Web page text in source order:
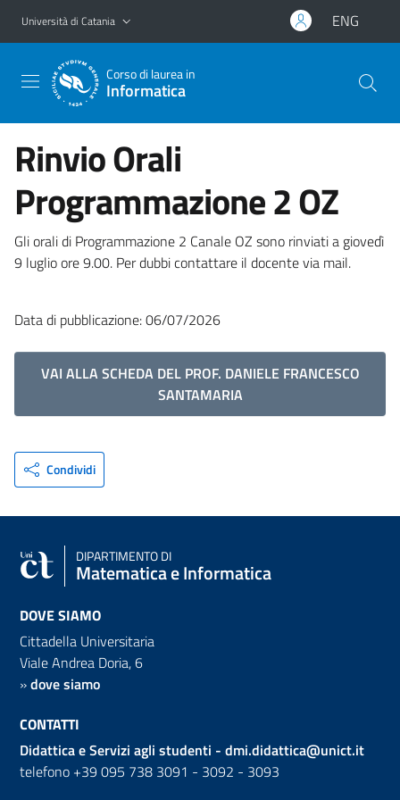
Vai al contenuto principale
Vai al menu di navigazione
Università di Catania ENG
Corso di laurea in
Informatica
Rinvio Orali
Programmazione 2 OZ
Gli orali di Programmazione 2 Canale OZ sono rinviati a giovedì
9 luglio ore 9.00. Per dubbi contattare il docente via mail.
Data di pubblicazione: 06/07/2026
VAI ALLA SCHEDA DEL PROF. DANIELE FRANCESCO
SANTAMARIA
Condividi
DIPARTIMENTO DI
Matematica e Informatica
DOVE SIAMO
Cittadella Universitaria
Viale Andrea Doria, 6
»dove siamo
CONTATTI
Didattica e Servizi agli studenti - dmi.didattica@unict.it
telefono +39 095 738 3091 - 3092 - 3093